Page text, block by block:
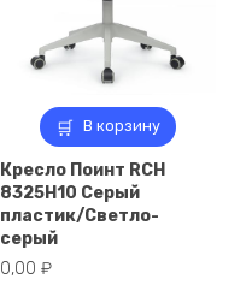
В корзину
Кресло Поинт RCH
8325H10 Серый
пластик/Светло-
серый
0,00 ₽